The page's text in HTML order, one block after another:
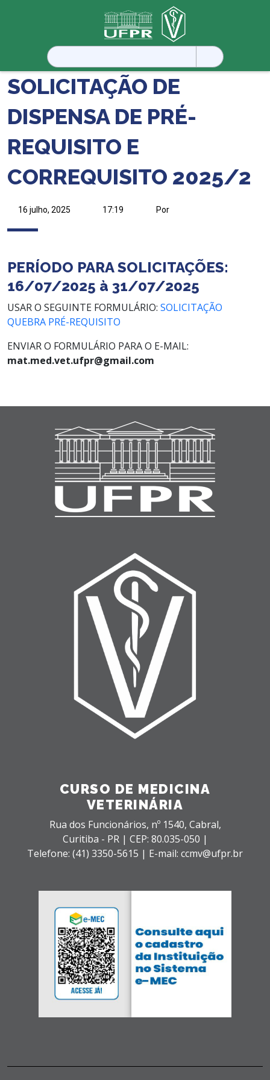
Pesquisar
por:
SOLICITAÇÃO DE
DISPENSA DE PRÉ-
REQUISITO E
CORREQUISITO 2025/2
16 julho, 2025 17:19 Por
PERÍODO PARA SOLICITAÇÕES:
16/07/2025 à 31/07/2025
USAR O SEGUINTE FORMULÁRIO: SOLICITAÇÃO
QUEBRA PRÉ-REQUISITO
ENVIAR O FORMULÁRIO PARA O E-MAIL:
mat.med.vet.ufpr@gmail.com
CURSO DE MEDICINA
VETERINÁRIA
Rua dos Funcionários, nº 1540, Cabral,
Curitiba - PR | CEP: 80.035-050 |
Telefone: (41) 3350-5615 | E-mail: ccmv@ufpr.br